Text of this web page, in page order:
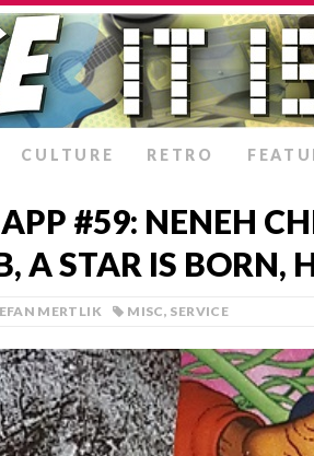
CULTURE RETRO
#59: NENEH
A STAR IS BORN,
MERTLIK MISC, SERVICE